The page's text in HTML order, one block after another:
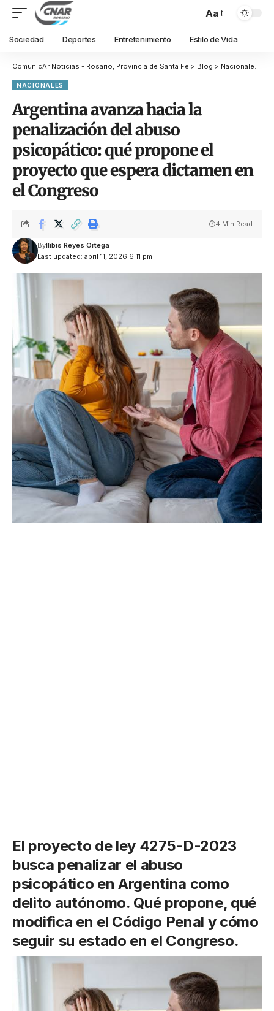
Aa
Sociedad Deportes Entretenimiento Estilo de Vida
ComunicAr Noticias - Rosario, Provincia de Santa Fe > Blog > Nacionales >
NACIONALES
Argentina avanza hacia la
penalización del abuso
psicopático: qué propone el
proyecto que espera dictamen en
el Congreso
Last updated: abril 11, 2026 6:11 pm
ByIlibis Reyes Ortega
4 Min Read
El proyecto de ley 4275-D-2023
busca penalizar el abuso
psicopático en Argentina como
delito autónomo. Qué propone, qué
modifica en el Código Penal y cómo
seguir su estado en el Congreso.